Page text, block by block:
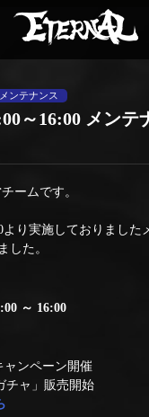
メンテナンス
～16:00 メンテ
ームです。
より実施しておりました
した。
～ 16:00
ンペーン開催
ャ」販売開始